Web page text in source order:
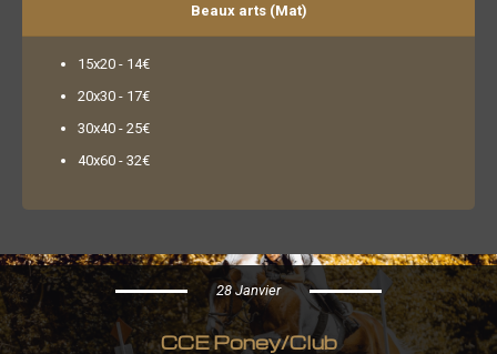
Beaux arts (Mat)
15x20 - 14€
20x30 - 17€
30x40 - 25€
40x60 - 32€
28 Janvier
CCE Poney/Club